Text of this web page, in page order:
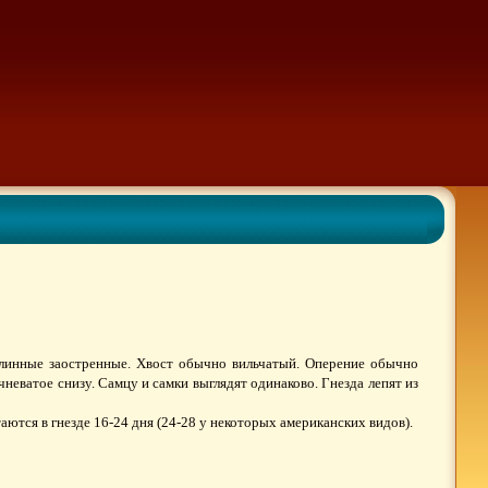
заостренные. Хвост обычно вильчатый. Оперение обычно
снизу. Самцу и самки выглядят одинаково. Гнезда лепят из
в гнезде 16-24 дня (24-28 у некоторых американских видов).